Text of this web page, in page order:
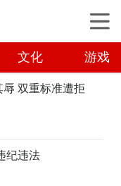
文化 游戏
双重标准遭拒
纪违法